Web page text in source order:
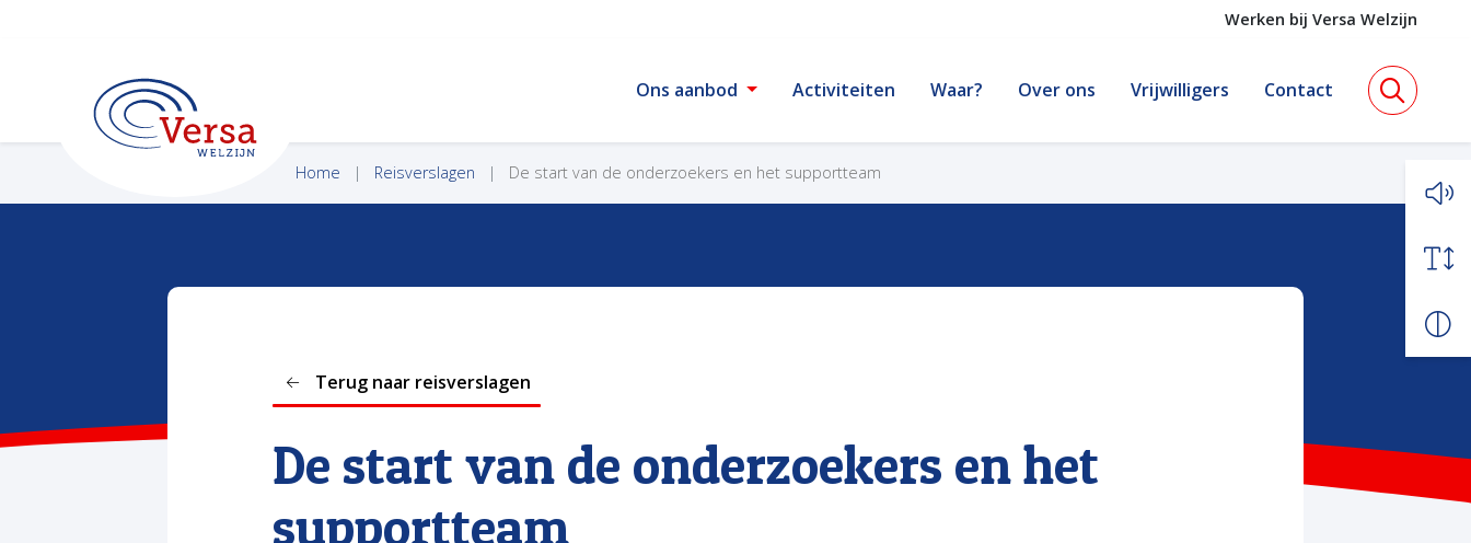
Werken bij Versa Welzijn
VERSA WELZIJN Ons aanbod Activiteiten Waar? Over ons Vrijwilligers Contact
Home Reisverslagen De start van de onderzoekers en het supportteam
Terug naar reisverslagen
De start van de onderzoekers en het
supportteam